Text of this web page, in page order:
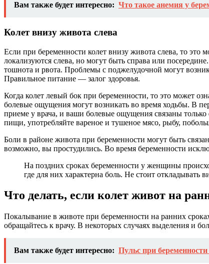
Вам также будет интересно: Что такое анемия у
Колет внизу живота слева
Если при беременности колет внизу живота слева, то
локализуются слева, но могут быть справа или
тошнота и рвота. Проблемы с поджелудочной могут
Правильное питание — залог здоровья.
Когда колет левый бок при беременности, то это может
болевые ощущения могут возникать во время ходьбы. В
приеме у врача, и ваши болевые ощущения связаны только
пищи, употребляйте вареное и тушеное мясо, рыбу,
Боли в районе живота при беременности могут быть
возможно, вы простудились. Во время беременности
На поздних сроках беременности у женщины
где для них характерна боль. Не стоит
Что делать, если колет живот на
Покалывание в животе при беременности на ранних
обращайтесь к врачу. В некоторых случаях выделения и
Вам также будет интересно: Пульс при